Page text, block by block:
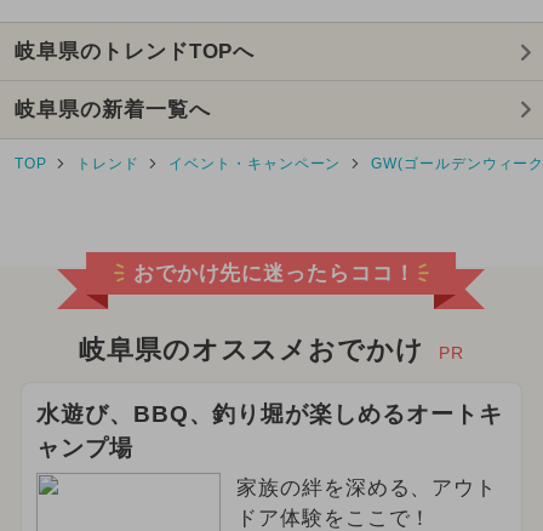
2025年3月のイベント
2024年10月のイベント
2025年1月のイベント
2025年8月のイベント
2025年4月のイベント
2025年7月のイベント
2026年6月のイベント
2024年9月のイベント
岐阜県のトレンドTOPへ
岐阜県の新着一覧へ
TOP トレンド イベント・キャンペーン GW(ゴールデンウィー
おでかけ先に迷ったらココ！
岐阜県のオススメおでかけ PR
水遊び、BBQ、釣り堀が楽しめるオートキ
ャンプ場
家族の絆を深める、アウト
ドア体験をここで！